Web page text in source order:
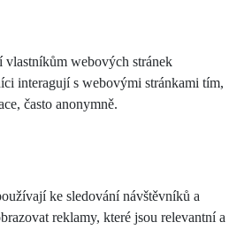
webových stránek
interagují s webovými stránkami tím,
často anonymně.
ke sledování návštěvníků a
reklamy, které jsou relevantní a